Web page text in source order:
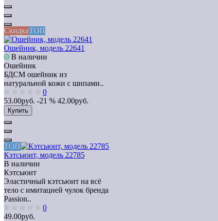
СкидкаТОП
Ошейник, модель 22641
В наличии
Ошейник
БДСМ ошейник из
натуральной кожи с шипами..
0
53.00руб. -21 % 42.00руб.
Купить
ТОП
Кэтсьюит, модель 22785
В наличии
Кэтсьюит
Эластичный кэтсьюит на всё
тело с имитацией чулок бренда
Passion..
0
49.00руб.